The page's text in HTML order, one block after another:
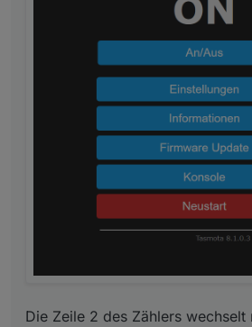
Die Zeile 2 des Zählers
den einzelnen, möglichen
da noch was verkehrt?
Die Zeile 2 des Zählers wechselt